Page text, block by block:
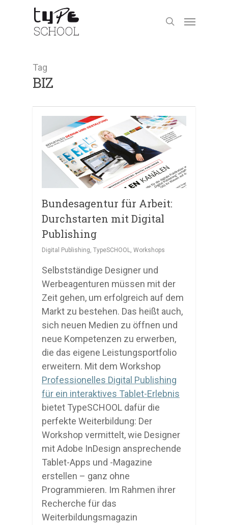
Tag
BIZ
Bundesagentur für Arbeit:
Durchstarten mit Digital
Publishing
Digital Publishing, TypeSCHOOL, Workshops
Selbstständige Designer und
Werbeagenturen müssen mit der
Zeit gehen, um erfolgreich auf dem
Markt zu bestehen. Das heißt auch,
sich neuen Medien zu öffnen und
neue Kompetenzen zu erwerben,
die das eigene Leistungsportfolio
erweitern. Mit dem Workshop
Professionelles Digital Publishing
für ein interaktives Tablet-Erlebnis
bietet TypeSCHOOL dafür die
perfekte Weiterbildung: Der
Workshop vermittelt, wie Designer
mit Adobe InDesign ansprechende
Tablet-Apps und -Magazine
erstellen – ganz ohne
Programmieren. Im Rahmen ihrer
Recherche für das
Weiterbildungsmagazin